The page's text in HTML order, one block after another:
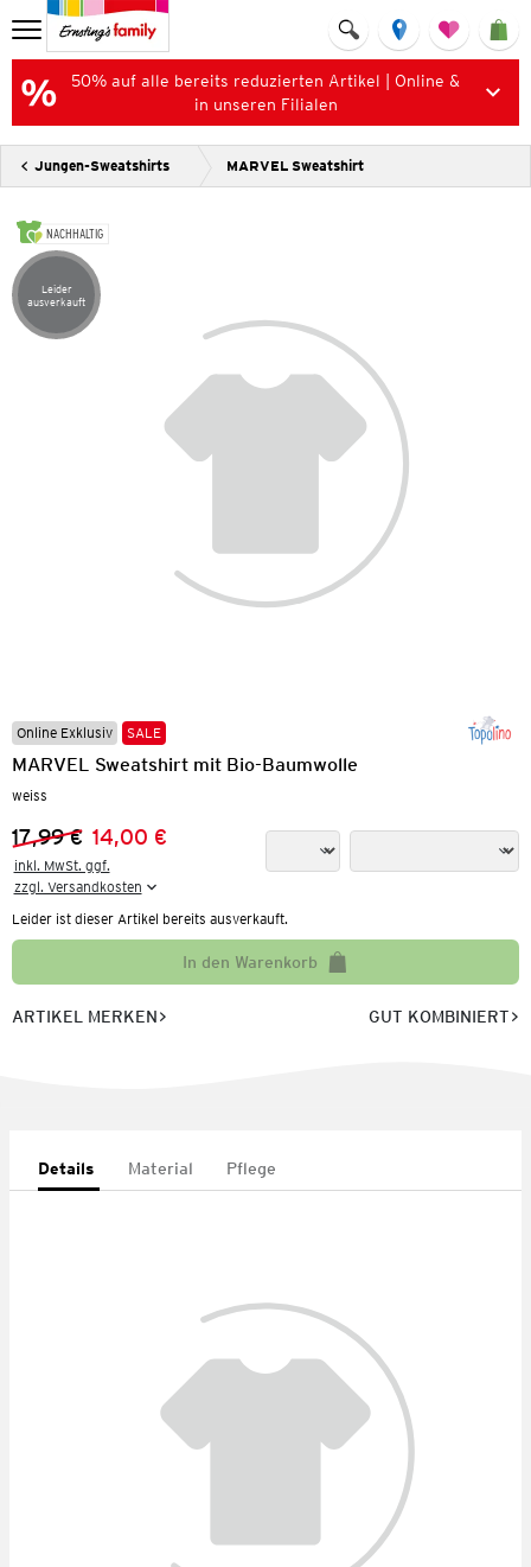
50% auf alle bereits reduzierten Artikel | Online &
in unseren Filialen
Jungen-Sweatshirts MARVEL Sweatshirt
NACHHALTIG
Artikel leider ausverkauft
Leider
ausverkauft
Online Exklusiv SALE
MARVEL Sweatshirt mit Bio-Baumwolle
weiss
Vorheriger Preis:
17,99 €
Neuer Preis:
14,00 €
inkl. MwSt. ggf.
zzgl. Versandkosten
Leider ist dieser Artikel bereits ausverkauft.
In den Warenkorb
ARTIKEL MERKEN GUT KOMBINIERT
Details Material Pflege